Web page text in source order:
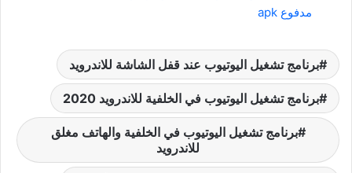
مدفوع apk
برنامج تشغيل اليوتيوب عند قفل الشاشة للاندرويد
برنامج تشغيل اليوتيوب في الخلفية للاندرويد 2020
برنامج تشغيل اليوتيوب في الخلفية والهاتف مغلق
للاندرويد